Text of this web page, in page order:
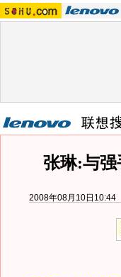
张琳:与强
2008年08月10日10:44